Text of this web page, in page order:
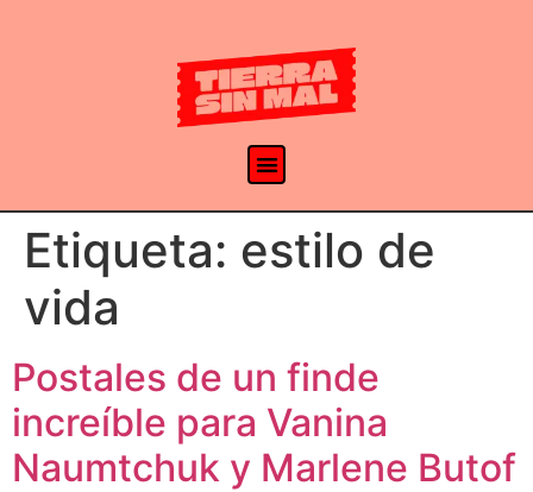
Etiqueta: estilo de
vida
Postales de un finde
increíble para Vanina
Naumtchuk y Marlene Butof